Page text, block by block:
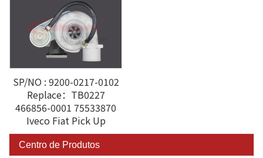
SP/NO : 9200-0217-0102
Replace：TB0227
466856-0001 75533870
Iveco Fiat Pick Up
Centro de Produtos